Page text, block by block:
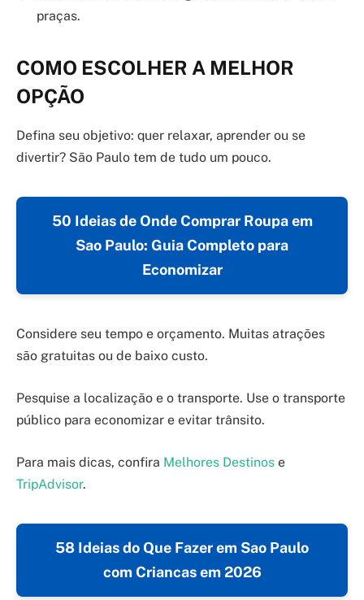
praças.
COMO ESCOLHER A MELHOR
OPÇÃO
Defina seu objetivo: quer relaxar, aprender ou se
divertir? São Paulo tem de tudo um pouco.
50 Ideias de Onde Comprar Roupa em
Sao Paulo: Guia Completo para
Economizar
Considere seu tempo e orçamento. Muitas atrações
são gratuitas ou de baixo custo.
Pesquise a localização e o transporte. Use o transporte
público para economizar e evitar trânsito.
Para mais dicas, confira Melhores Destinos e
TripAdvisor.
58 Ideias do Que Fazer em Sao Paulo
com Criancas em 2026